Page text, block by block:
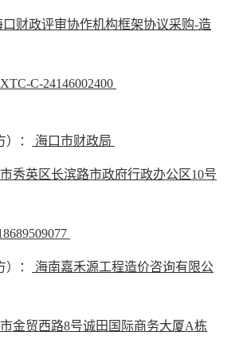
口财政评审协作机构框架协议采购-造
C-24146002400
： 海口市财政局
秀英区长滨路市政府行政办公区10号
：
海南嘉禾源工程造价咨询有限公
金贸西路8号诚田国际商务大厦A栋